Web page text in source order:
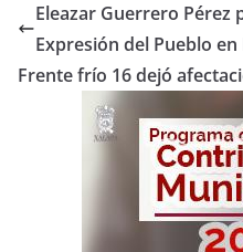
Eleazar Guerrero Pérez
Expresión del Pueblo en
Frente frío 16 dejó